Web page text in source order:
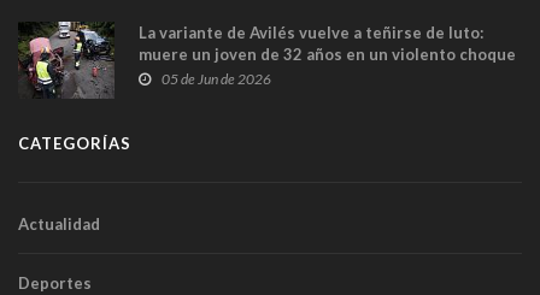
La variante de Avilés vuelve a teñirse de luto:
muere un joven de 32 años en un violento choque
frontal
05 de Jun de 2026
CATEGORÍAS
Actualidad
Deportes